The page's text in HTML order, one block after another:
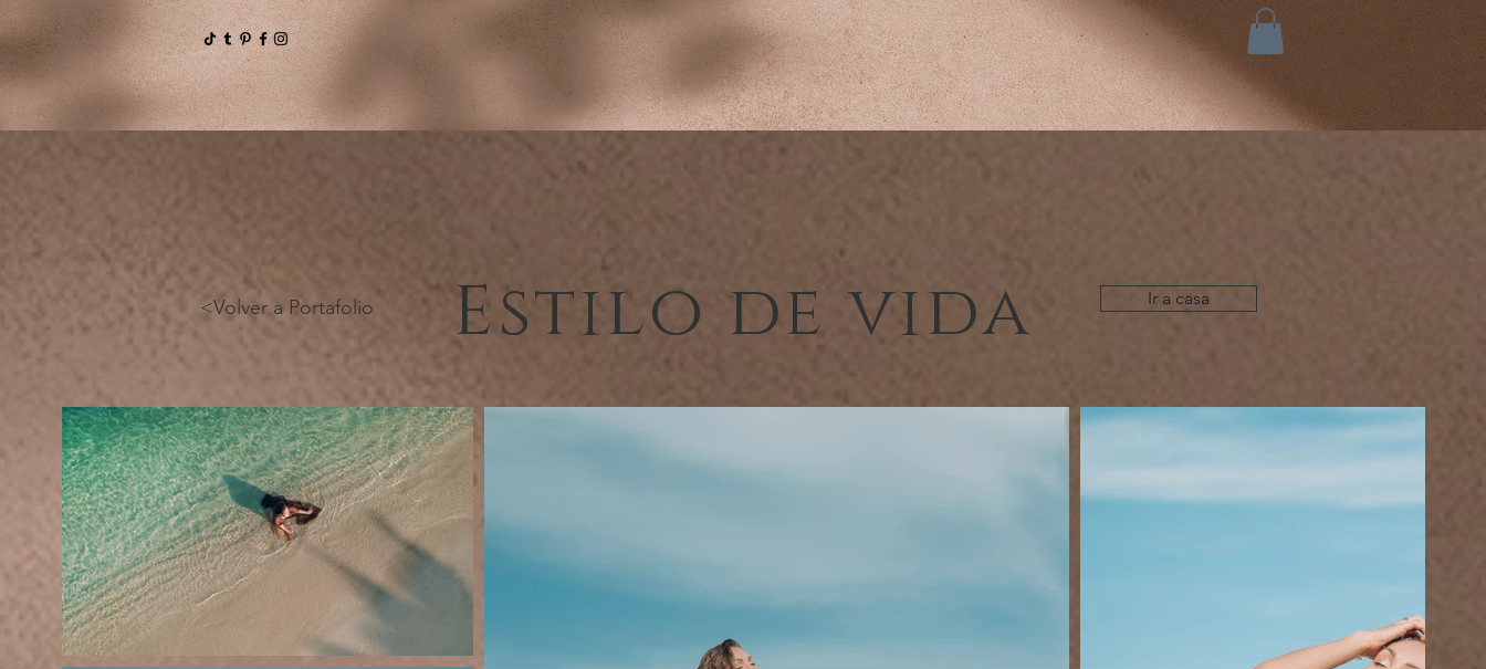
Estilo de vida
<Volver a Portafolio Ir a casa